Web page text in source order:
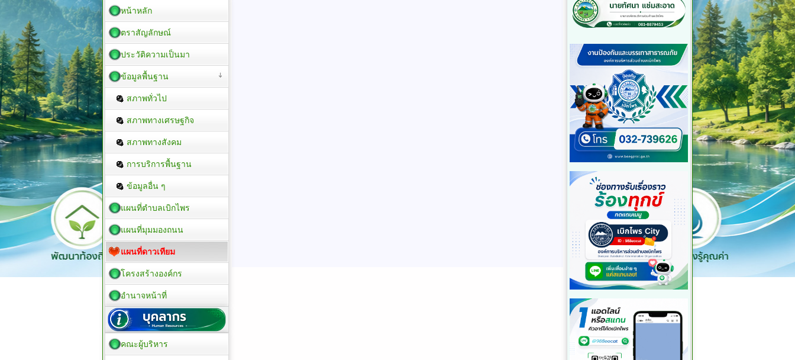
หน้าหลัก
ตราสัญลักษณ์
ประวัติความเป็นมา
ข้อมูลพื้นฐาน
สภาพทั่วไป
สภาพทางเศรษฐกิจ
สภาพทางสังคม
การบริการพื้นฐาน
ข้อมูลอื่น ๆ
แผนที่ตำบลเบิกไพร
แผนที่มุมมองถนน
แผนที่ดาวเทียม
โครงสร้างองค์กร
อำนาจหน้าที่
คณะผู้บริหาร